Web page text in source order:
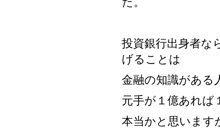
投資銀行出身者な
げることは
金融の知識がある
元手が１億あれば
本当かと思います